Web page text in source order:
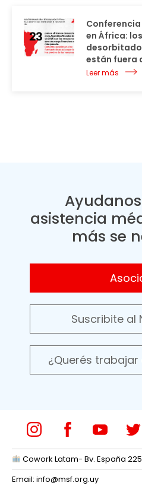
en África:
están fuera
Leer más
asistencia
más se
Suscribite al
¿Querés
Cowork Latam- Bv. España
Email: info@msf.org.uy